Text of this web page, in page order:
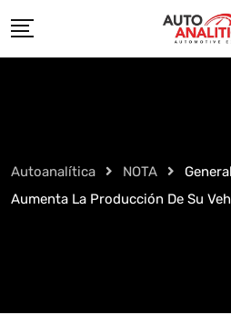
to
Autoanalítica NOTA
Aumenta La Producción De Su